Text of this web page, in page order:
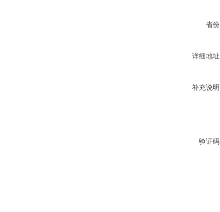
省
详细地
补充说
验证